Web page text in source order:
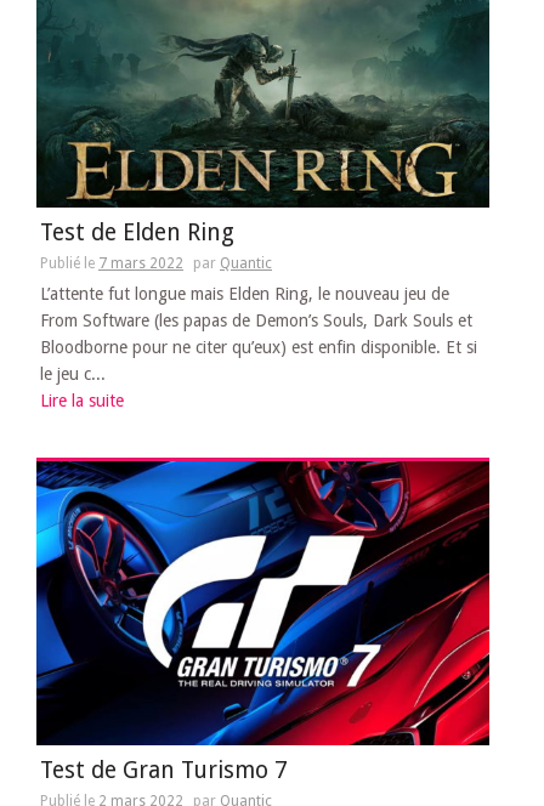
Test de Elden Ring
Publié le 7 mars 2022 par Quantic
L’attente fut longue mais Elden Ring, le nouveau jeu de
From Software (les papas de Demon’s Souls, Dark Souls et
Bloodborne pour ne citer qu’eux) est enfin disponible. Et si
le jeu c...
Lire la suite
Test de Gran Turismo 7
Publié le 2 mars 2022 par Quantic